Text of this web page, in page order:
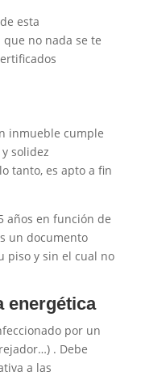
esta
no nada se te
inmueble cumple
solidez
tanto, es apto a fin
años en función de
un documento
piso y sin el cual no
energética
por un
. Debe
a las